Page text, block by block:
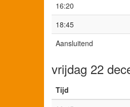
16:20
18:45
Aansluitend
vrijdag 22
Tijd